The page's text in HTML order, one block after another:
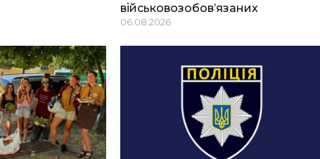
військовозобов’язаних
06.08.2026